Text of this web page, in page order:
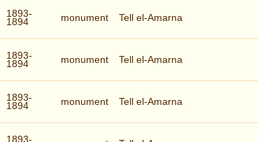
1893-
1894 monument Tell el-Amarna
1893-
1894 monument Tell el-Amarna
1893-
1894 monument Tell el-Amarna
1893-